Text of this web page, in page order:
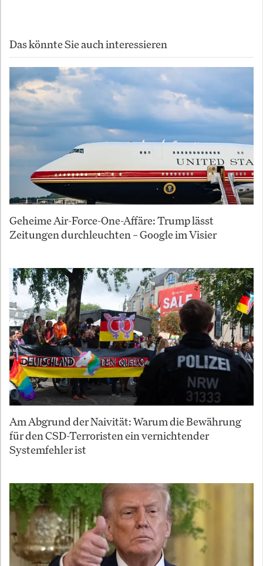
Das könnte Sie auch interessieren
Geheime Air-Force-One-Affäre: Trump lässt
Zeitungen durchleuchten – Google im Visier
Am Abgrund der Naivität: Warum die Bewährung
für den CSD-Terroristen ein vernichtender
Systemfehler ist